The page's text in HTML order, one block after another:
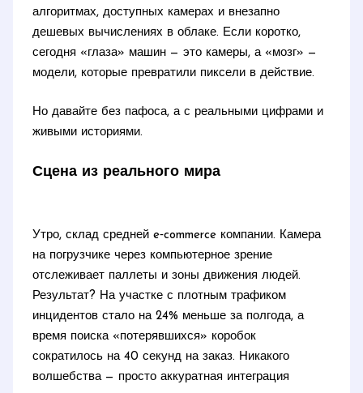
алгоритмах, доступных камерах и внезапно
дешевых вычислениях в облаке. Если коротко,
сегодня «глаза» машин — это камеры, а «мозг» —
модели, которые превратили пиксели в действие.
Но давайте без пафоса, а с реальными цифрами и
живыми историями.
Сцена из реального мира
Утро, склад средней e‑commerce компании. Камера
на погрузчике через компьютерное зрение
отслеживает паллеты и зоны движения людей.
Результат? На участке с плотным трафиком
инцидентов стало на 24% меньше за полгода, а
время поиска «потерявшихся» коробок
сократилось на 40 секунд на заказ. Никакого
волшебства — просто аккуратная интеграция